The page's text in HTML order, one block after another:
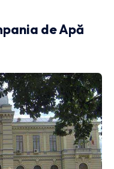
de Apă